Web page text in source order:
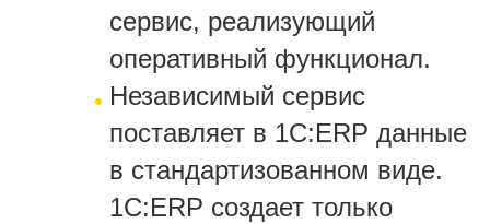
сервис, реализующий
оперативный функционал.
Независимый сервис
поставляет в 1С:ERP данные
в стандартизованном виде.
1С:ERP создает только